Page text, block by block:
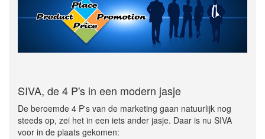
SIVA, de 4 P's in een modern jasje
De beroemde 4 P's van de marketing gaan natuurlijk nog
steeds op, zei het in een iets ander jasje. Daar is nu SIVA
voor in de plaats gekomen: